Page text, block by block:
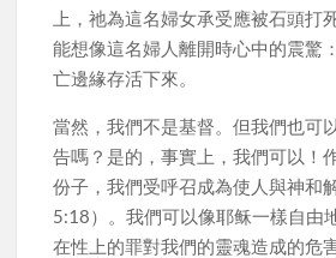
上，祂為這名婦女承受應被石頭打
能想像這名婦人離開時心中的震驚
亡邊緣存活下來。
當然，我們不是基督。但我們也可
告嗎？是的，事實上，我們可以！
份子，我們受呼召成為使人與神和
5:18）。我們可以像耶稣一樣自由
在性上的罪對我們的靈魂造成的危